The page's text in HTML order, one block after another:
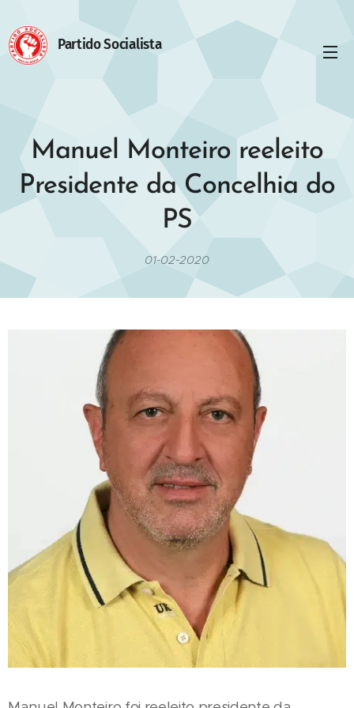
Partido Socialista
Manuel Monteiro reeleito
Presidente da Concelhia do
PS
01-02-2020